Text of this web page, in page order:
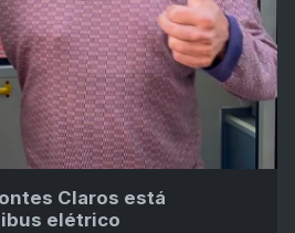
Claros está
elétrico